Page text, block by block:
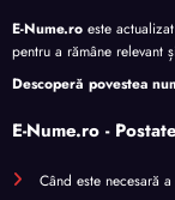
E-Nume.ro este
pentru a rămâne relevant
Descoperă povestea
E-Nume.ro -
Când este necesară